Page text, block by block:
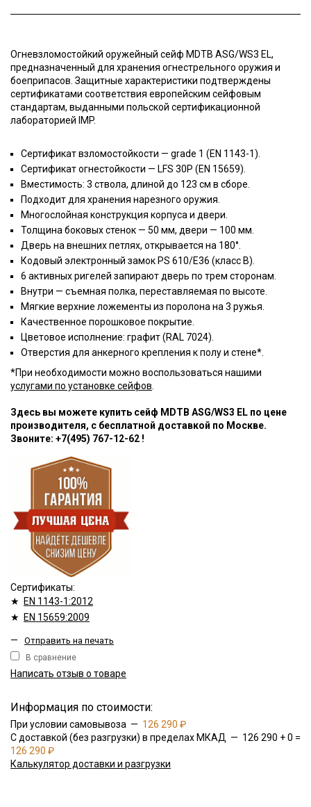
Огневзломостойкий оружейный сейф MDTB ASG/WS3 EL,
предназначенный для хранения огнестрельного оружия и
боеприпасов. Защитные характеристики подтверждены
сертификатами соответствия европейским сейфовым
стандартам, выданными польской сертификационной
лабораторией IMP.
Сертификат взломостойкости — grade 1 (EN 1143-1).
Сертификат огнестойкости — LFS 30P (EN 15659).
Вместимость: 3 ствола, длиной до 123 см в сборе.
Подходит для хранения нарезного оружия.
Многослойная конструкция корпуса и двери.
Толщина боковых стенок — 50 мм, двери — 100 мм.
Дверь на внешних петлях, открывается на 180°.
Кодовый электронный замок PS 610/E36 (класс В).
6 активных ригелей запирают дверь по трем сторонам.
Внутри — съемная полка, переставляемая по высоте.
Мягкие верхние ложементы из поролона на 3 ружья.
Качественное порошковое покрытие.
Цветовое исполнение: графит (RAL 7024).
Отверстия для анкерного крепления к полу и стене*.
*При необходимости можно воспользоваться нашими
услугами по установке сейфов
Здесь вы можете купить сейф MDTB ASG/WS3 EL по цене
производителя, с бесплатной доставкой по Москве.
Звоните: +7(495) 767-12-62 !
Сертификаты:
★ EN 1143-1:2012
★ EN 15659:2009
— Отправить на печать
В сравнение
Написать отзыв о товаре
Информация по стоимости:
При условии самовывоза — 126 290 ₽
С доставкой (без разгрузки) в пределах МКАД — 126 290 + 0 =
126 290 ₽
Калькулятор доставки и разгрузки